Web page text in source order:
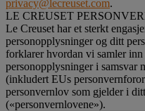
privacy@lecreuset.com.
LE CREUSET
Le Creuset har et sterkt
personopplysninger og ditt
forklarer hvordan vi samler
personopplysninger i samsvar
(inkludert EUs
personvernlov som gjelder i
(«personvernlovene»).